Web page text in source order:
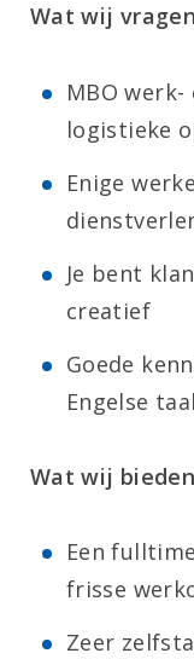
Wat wij
MBO
logistieke
Enige
Je bent
creatief
Goede
Engelse
Wat wij
Een
frisse
Zeer